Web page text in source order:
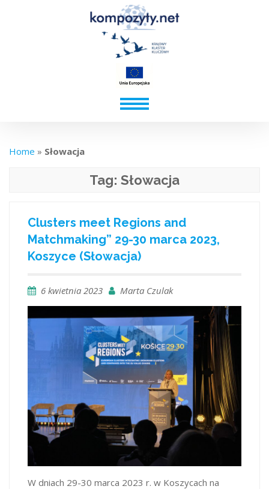
Home » Słowacja
Tag: Słowacja
Clusters meet Regions and
Matchmaking” 29-30 marca 2023,
Koszyce (Słowacja)
6 kwietnia 2023 Marta Czulak
W dniach 29-30 marca 2023 r. w Koszycach na